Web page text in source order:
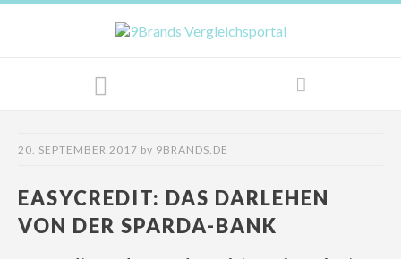
20. SEPTEMBER 2017 by 9BRANDS.DE
EASYCREDIT: DAS DARLEHEN
VON DER SPARDA-BANK